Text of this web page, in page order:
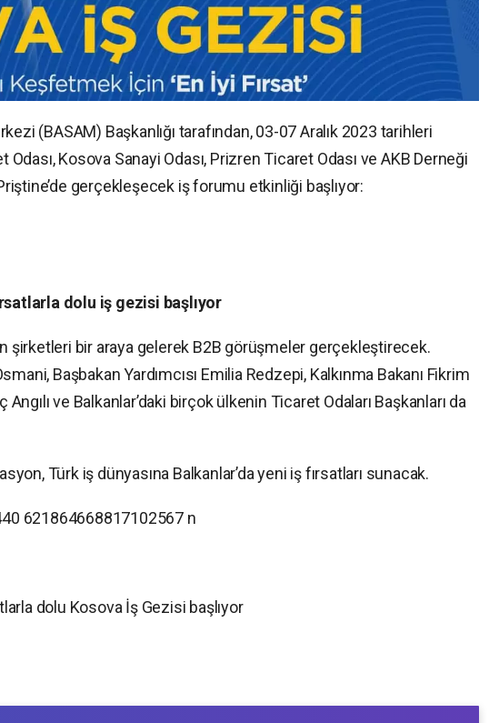
(BASAM) Başkanlığı tarafından, 03-07 Aralık 2023 tarihleri
Odası, Kosova Sanayi Odası, Prizren Ticaret Odası ve AKB Derneği
gerçekleşecek iş forumu etkinliği başlıyor:
dolu iş gezisi başlıyor
şirketleri bir araya gelerek B2B görüşmeler gerçekleştirecek.
Başbakan Yardımcısı Emilia Redzepi, Kalkınma Bakanı Fikrim
ve Balkanlar’daki birçok ülkenin Ticaret Odaları Başkanları da
Türk iş dünyasına Balkanlar’da yeni iş fırsatları sunacak.
dolu Kosova İş Gezisi başlıyor